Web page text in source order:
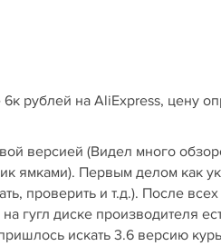
рублей на AliExpress, цену
версией (Видел много
ямками). Первым делом как
проверить и т.д.). После
гугл диске производителя
искать 3.6 версию